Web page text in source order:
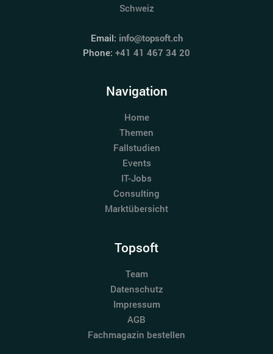
Schweiz
Email: info@topsoft.ch
Phone: +41 41 467 34 20
Navigation
Home
Themen
Fallstudien
Events
IT-Jobs
Consulting
Marktübersicht
Topsoft
Team
Datenschutz
Impressum
AGB
Fachmagazin bestellen